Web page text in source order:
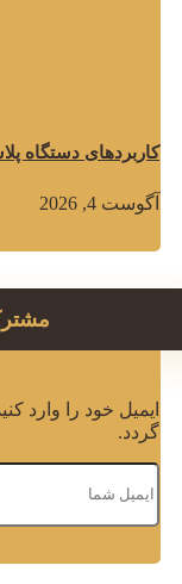
کاربردهای دستگاه
آگوست 4, 2026
ایمیل خود را وارد
گردد.